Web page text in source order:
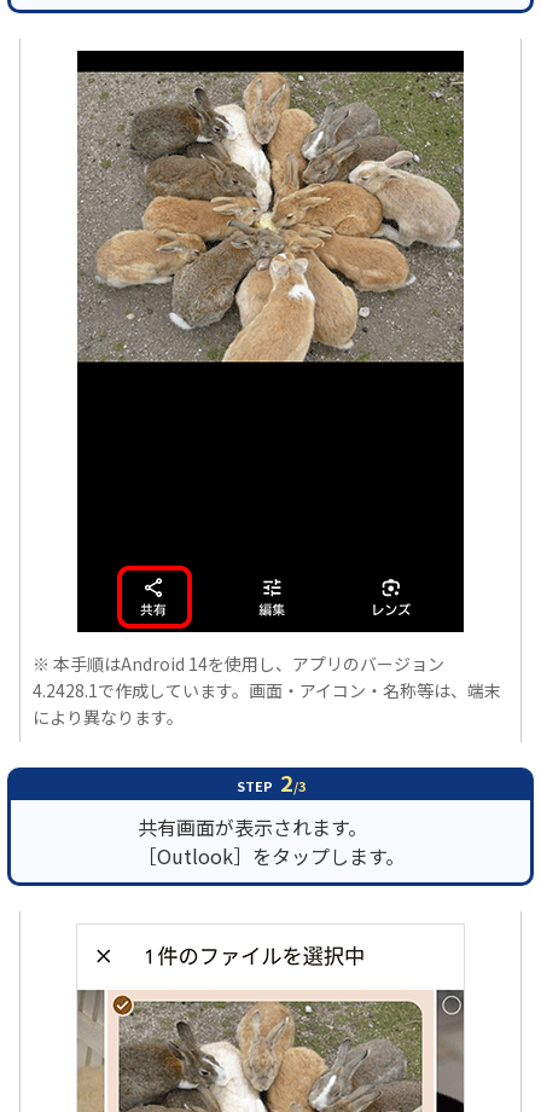
※ 本手順はAndroid 14を使用し、アプリのバージョン
4.2428.1で作成しています。画面・アイコン・名称等は、端末
により異なります。
STEP 2/3
共有画面が表示されます。
［Outlook］をタップします。